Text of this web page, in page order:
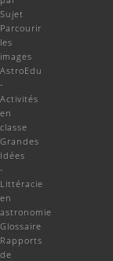
Sujet
Parcourir
les
images
AstroEdu
-
Activités
en
classe
Grandes
Idées
-
Littéracie
en
astronomie
Glossaire
Rapports
de